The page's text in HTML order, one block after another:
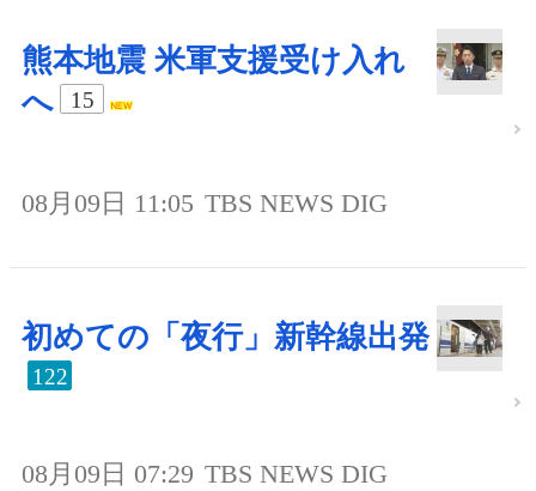
熊本地震 米軍支援受け入れ
へ
15
08月09日 11:05 TBS NEWS DIG
初めての「夜行」新幹線出発
122
08月09日 07:29 TBS NEWS DIG